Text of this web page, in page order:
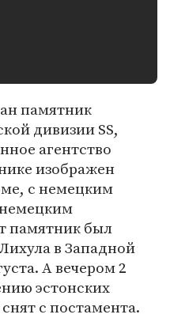
памятник
дивизии SS,
агентство
изображен
с немецким
памятник был
в Западной
А вечером 2
эстонских
с постамента.